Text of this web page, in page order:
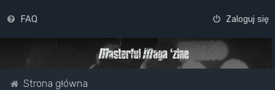
FAQ Zaloguj się
Strona główna